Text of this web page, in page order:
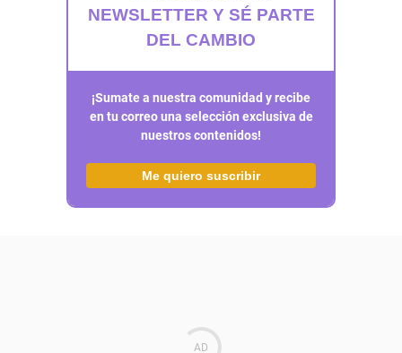
NEWSLETTER Y SÉ PARTE
DEL CAMBIO
¡Sumate a nuestra comunidad y recibe
en tu correo una selección exclusiva de
nuestros contenidos!
Me quiero suscribir